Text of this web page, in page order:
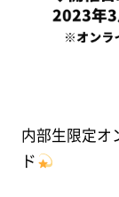
内部生限定オ
ド